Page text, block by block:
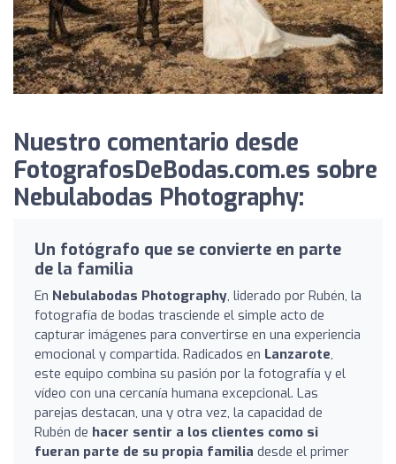
Nuestro comentario desde
FotografosDeBodas.com.es sobre
Nebulabodas Photography:
Un fotógrafo que se convierte en parte
de la familia
En Nebulabodas Photography, liderado por Rubén, la
fotografía de bodas trasciende el simple acto de
capturar imágenes para convertirse en una experiencia
emocional y compartida. Radicados en Lanzarote,
este equipo combina su pasión por la fotografía y el
vídeo con una cercanía humana excepcional. Las
parejas destacan, una y otra vez, la capacidad de
Rubén de hacer sentir a los clientes como si
fueran parte de su propia familia desde el primer